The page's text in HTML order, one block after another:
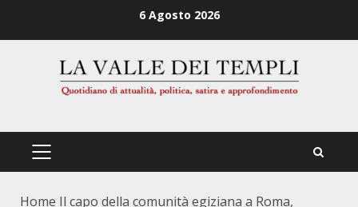
6 Agosto 2026
PRIMÄRES
Home Il capo della comunità egiziana a Roma,